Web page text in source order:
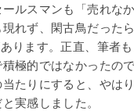
ルスマンも「売れな
れず、閑古鳥だった
ります。正直、筆者
極的ではなかったの
たりにすると、やは
実感しました。